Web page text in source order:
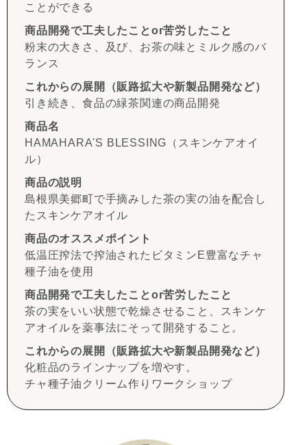
ことができる
商品開発で工夫したことor苦労したこと
粉末の大きさ、及び、お茶の味とミルク感のバ
ランス
これからの展開（販路拡大や新製品開発など）
引き続き、食品の緑茶関連の商品開発
商品名
HAMAHARA'S BLESSING（スキンケアオイ
ル）
商品の説明
島根県美郷町で手摘みした茶の実の油を配合し
たスキンケアオイル
商品のオススメポイント
低温圧搾法で搾油されたビタミンE豊富なチャ
種子油を使用
商品開発で工夫したことor苦労したこと
茶の実をいい状態で乾燥させること、スキンケ
アオイルを薬事法にそって開発すること。
これからの展開（販路拡大や新製品開発など）
化粧品のラインナップを増やす。
チャ種子油クリーム作りワークショップ